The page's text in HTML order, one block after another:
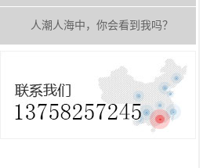
人潮人海中，你会看到我吗？